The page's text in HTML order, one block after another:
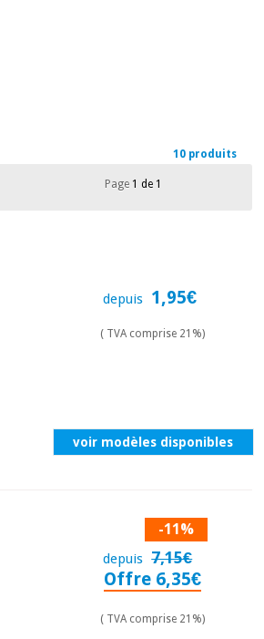
10 produits
Page1 de 1
depuis 1,95€
( TVA comprise 21%)
voir modèles disponibles
-11%
depuis 7,15€
Offre 6,35€
( TVA comprise 21%)